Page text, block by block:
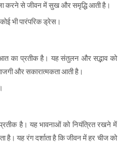
करने से जीवन में सुख और समृद्धि आती है।
भी पारंपरिक ड्रेस।
का प्रतीक है। यह संतुलन और सद्भाव को
और सकारात्मकता आती है।
है। यह भावनाओं को नियंत्रित रखने में
है। यह रंग दर्शाता है कि जीवन में हर चीज को